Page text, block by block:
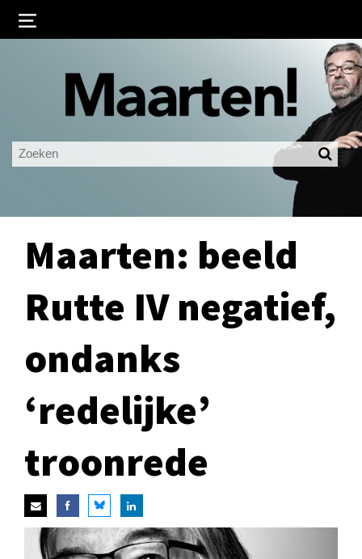
Ingelogd blijven
LOGIN
Maarten: beeld
Rutte IV negatief,
ondanks
‘redelijke’
troonrede